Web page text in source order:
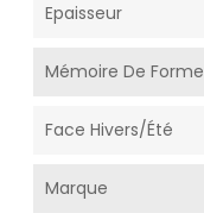
Epaisseur
Mémoire De Forme
Face Hivers/été
Marque